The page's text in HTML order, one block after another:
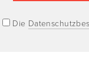
Die